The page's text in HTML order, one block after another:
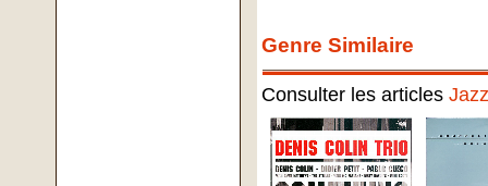
Genre Similaire
Consulter les articles